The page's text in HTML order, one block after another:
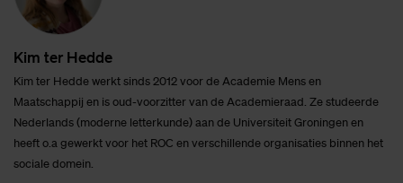
Kim ter Hed­de
Kim ter Hedde werkt sinds 2012 voor de Academie Mens en
Maatschappij en is oud-voorzitter van de Academieraad. Ze studeerde
Nederlands (moderne letterkunde) aan de Universiteit Groningen en
heeft o.a gewerkt voor het ROC en verschillende organisaties binnen het
sociale domein.